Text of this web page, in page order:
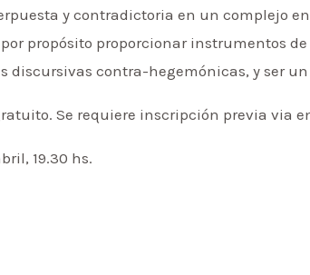
y contradictoria en un complejo
propósito proporcionar instrumentos
discursivas contra-hegemónicas, y ser
Se requiere inscripción previa via
19.30 hs.